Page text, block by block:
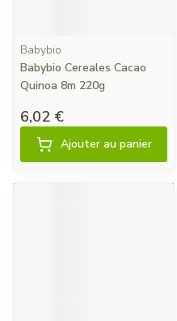
Babybio
Babybio Cereales Cacao
Quinoa 8m 220g
6,02 €
Ajouter au panier